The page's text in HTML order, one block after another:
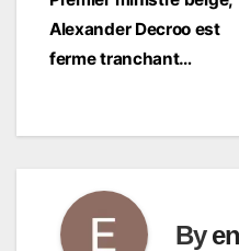
de
l’article
Alexander Decroo est
ferme tranchant…
By